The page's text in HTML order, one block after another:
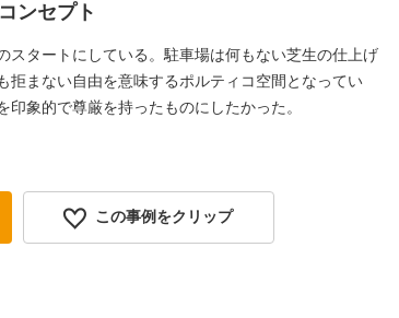
ンセプト
タートにしている。駐車場は何もない芝生の仕上げ
拒まない自由を意味するポルティコ空間となってい
象的で尊厳を持ったものにしたかった。
この事例をクリップ